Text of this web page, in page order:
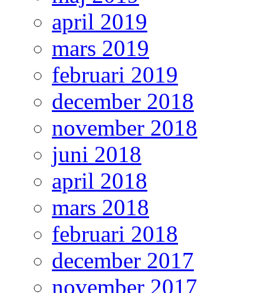
april 2019
mars 2019
februari 2019
december 2018
november 2018
juni 2018
april 2018
mars 2018
februari 2018
december 2017
november 2017